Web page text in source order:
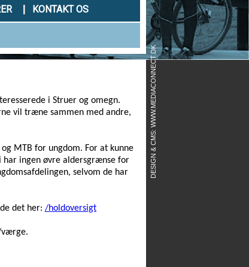
KONTAKT OS
i Struer og omegn.
vil træne sammen med andre,
MTB for ungdom. For at kunne
har ingen øvre aldersgrænse for
selvom de har
det her: /holdoversigt
værge.
DESIGN & CMS: WWW.MEDIACONNECT.DK